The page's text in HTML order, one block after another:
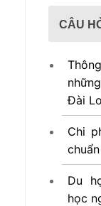
CÂU
Đài
Chi
Du
học